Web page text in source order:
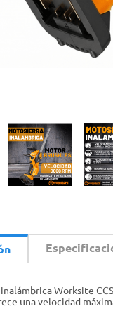
Worksite
una velocidad